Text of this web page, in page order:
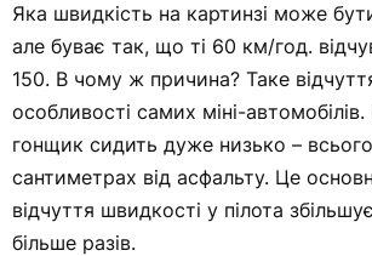
Яка швидкість на картинзі може
але буває так, що ті 60 км/год.
150. В чому ж причина? Таке
особливості самих міні-
гонщик сидить дуже низько –
сантиметрах від асфальту. Це
відчуття швидкості у пілота
більше разів.